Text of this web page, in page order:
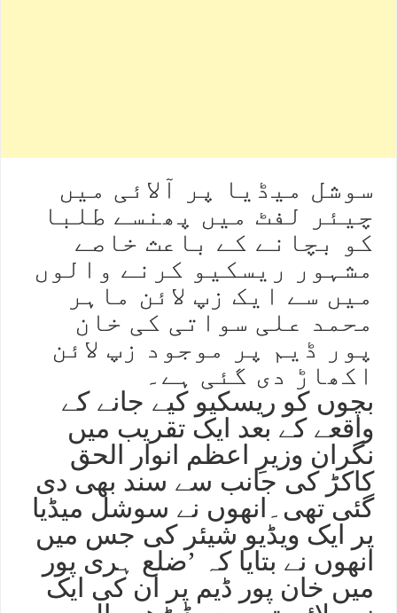
سوشل میڈیا پر آلائی میں
چیئر لفٹ میں پھنسے طلبا
کو بچانے کے باعث خاصے
مشہور ریسکیو کرنے والوں
میں سے ایک زپ لائن ماہر
محمد علی سواتی کی خان
پور ڈیم پر موجود زپ لائن
اکھاڑ دی گئی ہے۔
بچوں کو ریسکیو کیے جانے کے
واقعے کے بعد ایک تقریب میں
نگران وزیرِ اعظم انوار الحق
کاکڑ کی جانب سے سند بھی دی
گئی تھی۔انھوں نے سوشل میڈیا
پر ایک ویڈیو شیئر کی جس میں
انھوں نے بتایا کہ ’ضلع ہری پور
میں خان پور ڈیم پر ان کی ایک